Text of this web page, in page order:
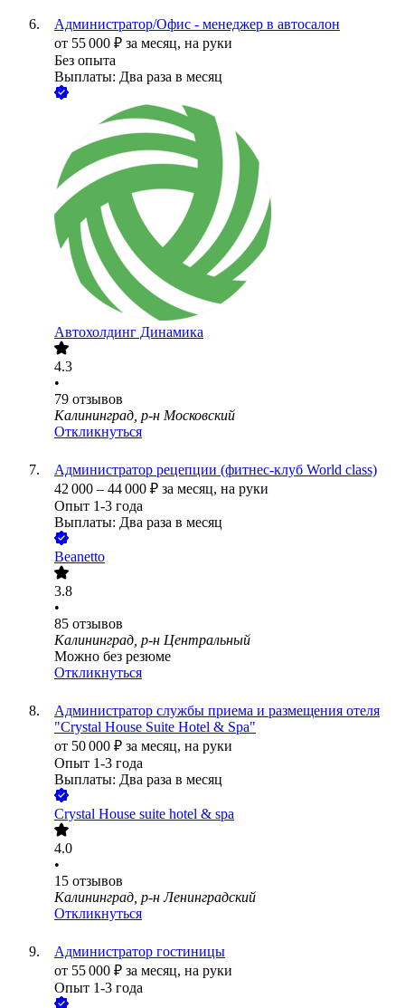
Администратор/Офис - менеджер в автосалон
от 55 000 ₽ за месяц, на руки
Без опыта
Выплаты: Два раза в месяц
Автохолдинг Динамика
4.3
•
79 отзывов
Калининград, р-н Московский
Откликнуться
Администратор рецепции (фитнес-клуб World class)
42 000 – 44 000 ₽ за месяц, на руки
Опыт 1-3 года
Выплаты: Два раза в месяц
Beanetto
3.8
•
85 отзывов
Калининград, р-н Центральный
Можно без резюме
Откликнуться
Администратор службы приема и размещения отеля
"Crystal House Suite Hotel & Spa"
от 50 000 ₽ за месяц, на руки
Опыт 1-3 года
Выплаты: Два раза в месяц
Crystal House suite hotel & spa
4.0
•
15 отзывов
Калининград, р-н Ленинградский
Откликнуться
Администратор гостиницы
от 55 000 ₽ за месяц, на руки
Опыт 1-3 года